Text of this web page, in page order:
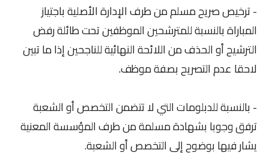
- ترخيص صريح مسلم من طرف الإدارة الأصلية باجتياز
المباراة بالنسبة للمترشحين الموظفين تحت طائلة رفض
الترشيح أو الحذف من اللائحة النهائية للناجحين إذا ما تبين
لاحقا عدم التصريح بصفة موظف.
- بالنسبة للدبلومات التي لا تتضمن التخصص أو الشعبة
ترفق وجوبا بشهادة مسلمة من طرف المؤسسة المعنية
يشار فيها بوضوح إلى التخصص أو الشعبة.